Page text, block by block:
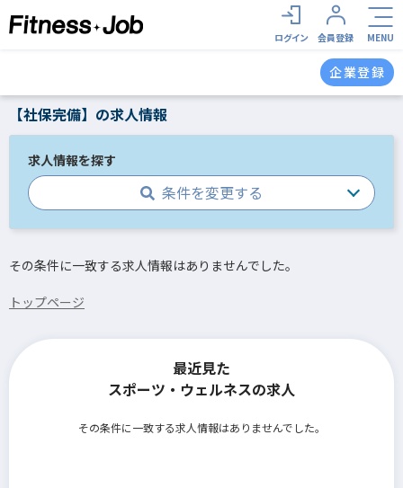
ログイン 会員登録 MENU
企業登録
【社保完備】の求人情報
求人情報を探す
条件を変更する
その条件に一致する求人情報はありませんでした。
トップページ
最近見た
スポーツ・ウェルネスの求人
その条件に一致する求人情報はありませんでした。